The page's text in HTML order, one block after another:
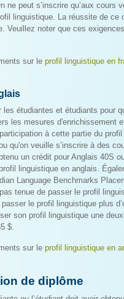
ne peut s’inscrire qu’aux cours
linguistique. La réussite de ce
Veuillez noter que ces
sur le profil linguistique en
les étudiantes et étudiants pour
les mesures d'enrichissement
à cette partie du
qu'on veuille s’inscrire à des
un crédit pour Anglais 40S
linguistique en anglais.
Language Benchmarks
tenue de passer le profil
le profil linguistique plus
son profil linguistique une
$.
sur le profil linguistique en
de diplôme